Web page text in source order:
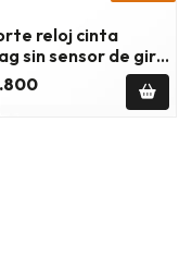
reloj cinta
sin sensor de giro
journey 2.7
2010